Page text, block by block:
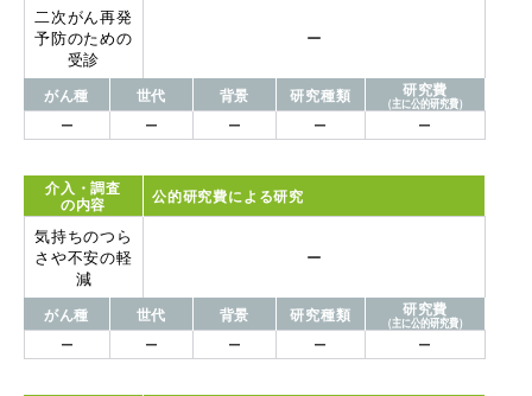
二次がん再発
予防のための
受診
ー
がん種 世代 背景 研究種類 研究費
（主に公的研究費）
ー ー ー ー ー
介入・調査
の内容 公的研究費による研究
気持ちのつら
さや不安の軽
減
ー
がん種 世代 背景 研究種類 研究費
（主に公的研究費）
ー ー ー ー ー